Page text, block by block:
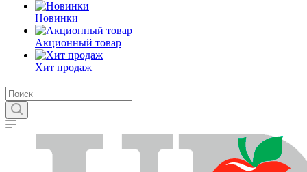
Новинки
Акционный товар
Хит продаж